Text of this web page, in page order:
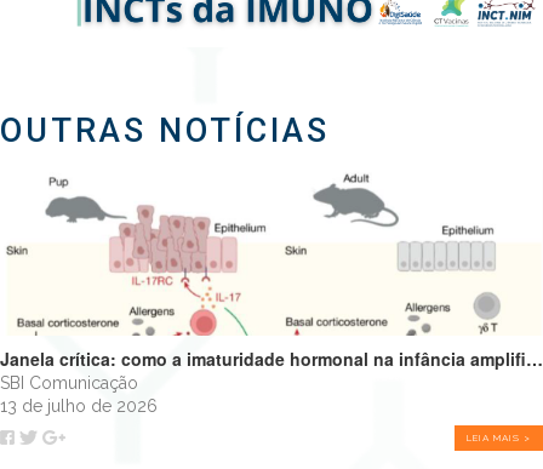
OUTRAS NOTÍCIAS
Janela crítica: como a imaturidade hormonal na infância amplifica alergias e programa o futuro do sistema imune
SBI Comunicação
13 de julho de 2026
LEIA MAIS >